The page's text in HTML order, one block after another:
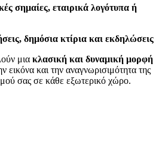
σημαίες, εταιρικά λογότυπα ή
δημόσια κτίρια και εκδηλώσεις
μια κλασική και δυναμική μορφή
εικόνα και την αναγνωρισιμότητα της
σας σε κάθε εξωτερικό χώρο.